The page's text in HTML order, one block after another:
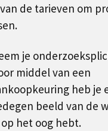
de tarieven om
je
middel van een
heb je
beeld van de
het oog hebt.